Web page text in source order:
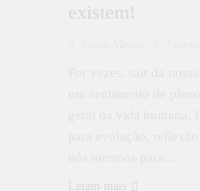
existem!
Leiam mais